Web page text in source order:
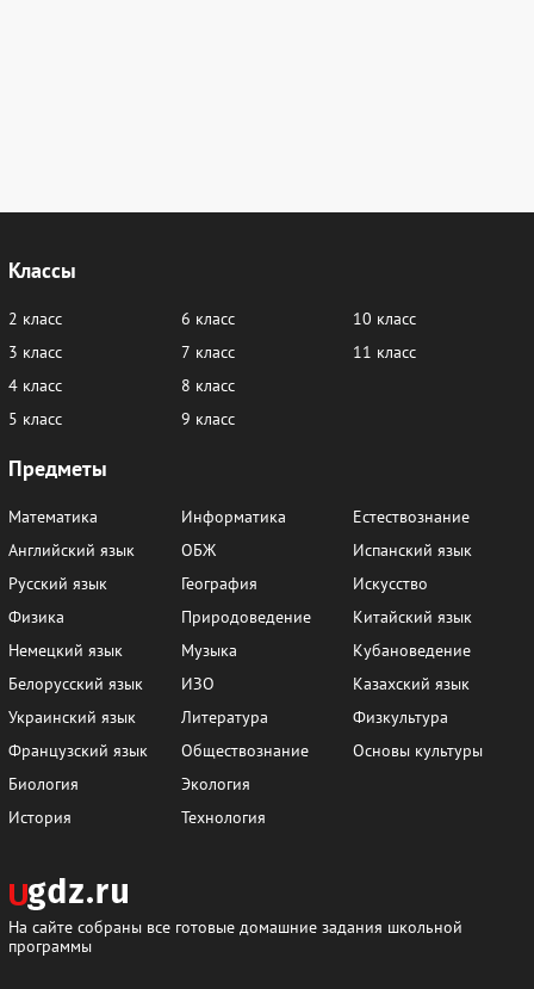
Классы
2 класс
3 класс
4 класс
5 класс
6 класс
7 класс
8 класс
9 класс
10 класс
11 класс
Предметы
Математика
Английский язык
Русский язык
Физика
Немецкий язык
Белорусский язык
Украинский язык
Французский язык
Биология
История
Информатика
ОБЖ
География
Природоведение
Музыка
ИЗО
Литература
Обществознание
Экология
Технология
Естествознание
Испанский язык
Искусство
Китайский язык
Кубановедение
Казахский язык
Физкультура
Основы культуры
На сайте собраны все готовые домашние задания школьной
программы